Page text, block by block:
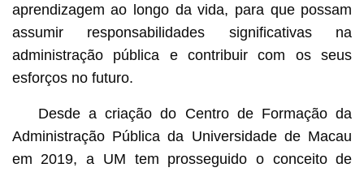
aprendizagem ao longo da vida, para que possam
assumir responsabilidades significativas na
administração pública e contribuir com os seus
esforços no futuro.
Desde a criação do Centro de Formação da
Administração Pública da Universidade de Macau
em 2019, a UM tem prosseguido o conceito de